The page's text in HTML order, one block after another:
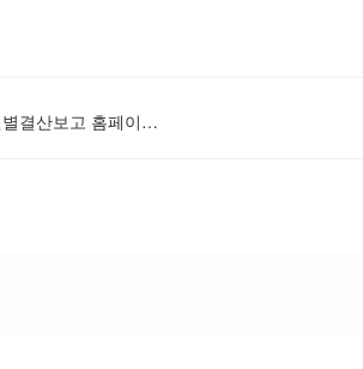
# 첨부 3.2019년 월별결산보고 홈페이지 올림파일(9월)-1.xlsx